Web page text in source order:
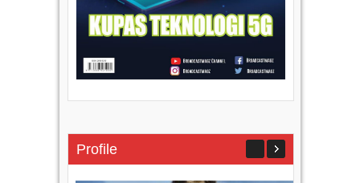
Profile